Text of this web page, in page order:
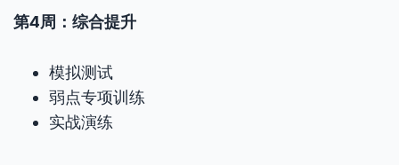
第4周：综合提升
模拟测试
弱点专项训练
实战演练